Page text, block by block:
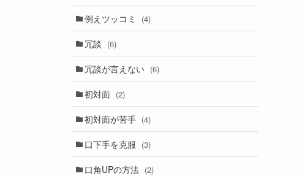
例えツッコミ (4)
冗談 (6)
冗談が言えない (6)
初対面 (2)
初対面が苦手 (4)
口下手を克服 (3)
口角UPの方法 (2)